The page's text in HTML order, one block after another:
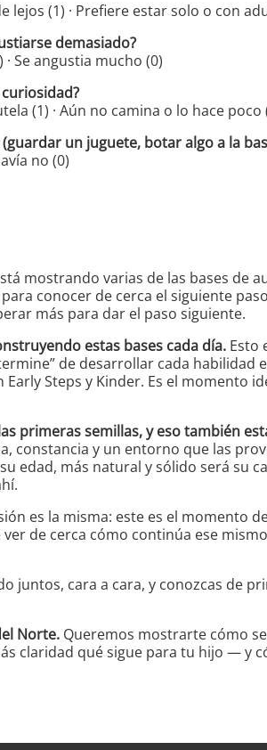
lejos (1) · Prefiere estar solo o con
demasiado?
Se angustia mucho (0)
(1) · Aún no camina o lo hace poco
un juguete, botar algo a la
no (0)
mostrando varias de las bases de
conocer de cerca el siguiente
más para dar el paso siguiente.
estas bases cada día. Esto
de desarrollar cada
Steps y Kinder. Es el momento
primeras semillas, y eso también
constancia y un entorno que las
edad, más natural y sólido será su
es la misma: este es el momento
de cerca cómo continúa ese
juntos, cara a cara, y conozcas de
Norte. Queremos mostrarte cómo
claridad qué sigue para tu hijo — y